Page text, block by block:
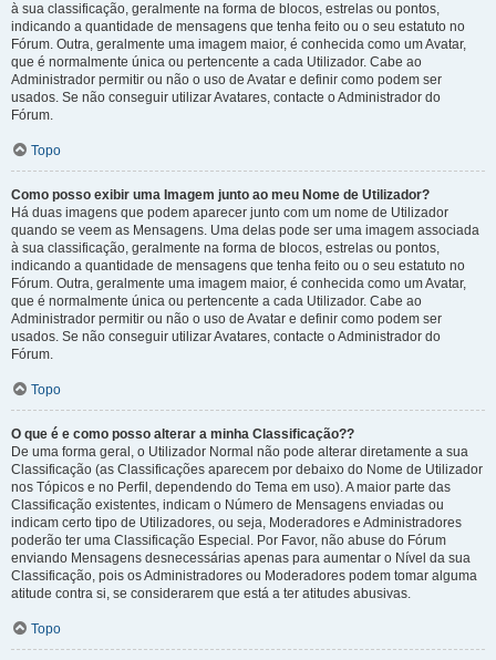
à sua classificação, geralmente na forma de blocos, estrelas ou pontos,
indicando a quantidade de mensagens que tenha feito ou o seu estatuto no
Fórum. Outra, geralmente uma imagem maior, é conhecida como um Avatar,
que é normalmente única ou pertencente a cada Utilizador. Cabe ao
Administrador permitir ou não o uso de Avatar e definir como podem ser
usados. Se não conseguir utilizar Avatares, contacte o Administrador do
Fórum.
Topo
Como posso exibir uma Imagem junto ao meu Nome de Utilizador?
Há duas imagens que podem aparecer junto com um nome de Utilizador
quando se veem as Mensagens. Uma delas pode ser uma imagem associada
à sua classificação, geralmente na forma de blocos, estrelas ou pontos,
indicando a quantidade de mensagens que tenha feito ou o seu estatuto no
Fórum. Outra, geralmente uma imagem maior, é conhecida como um Avatar,
que é normalmente única ou pertencente a cada Utilizador. Cabe ao
Administrador permitir ou não o uso de Avatar e definir como podem ser
usados. Se não conseguir utilizar Avatares, contacte o Administrador do
Fórum.
Topo
O que é e como posso alterar a minha Classificação??
De uma forma geral, o Utilizador Normal não pode alterar diretamente a sua
Classificação (as Classificações aparecem por debaixo do Nome de Utilizador
nos Tópicos e no Perfil, dependendo do Tema em uso). A maior parte das
Classificação existentes, indicam o Número de Mensagens enviadas ou
indicam certo tipo de Utilizadores, ou seja, Moderadores e Administradores
poderão ter uma Classificação Especial. Por Favor, não abuse do Fórum
enviando Mensagens desnecessárias apenas para aumentar o Nível da sua
Classificação, pois os Administradores ou Moderadores podem tomar alguma
atitude contra si, se considerarem que está a ter atitudes abusivas.
Topo